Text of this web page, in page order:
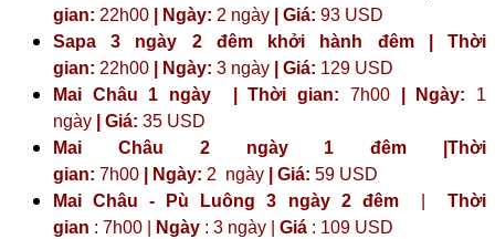
gian: 22h00 | Ngày: 2 ngày | Giá: 93 USD
Sapa 3 ngày 2 đêm khởi hành đêm | Thời
gian: 22h00 | Ngày: 3 ngày | Giá: 129 USD
Mai Châu 1 ngày | Thời gian: 7h00 | Ngày: 1
ngày
| Giá: 35 USD
Mai Châu 2 ngày 1 đêm |Thời
gian: 7h00 | Ngày: 2 ngày Giá: 59 USD
Mai Châu - Pù Luông 3 ngày 2 đêm
Thời
gian : 7h00 | Ngày : 3 ngày | Giá : 109 USD